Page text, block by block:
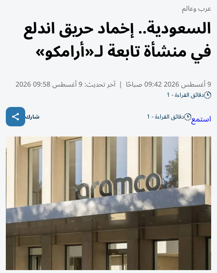
عرب وعالم
السعودية.. إخماد حريق اندلع
في منشأة تابعة لـ«أرامكو»
9 أغسطس 2026 09:42 صباحًا | آخر تحديث:9 أغسطس 09:58 2026
دقائق القراءة - 1
استمع دقائق القراءة - 1 شارك